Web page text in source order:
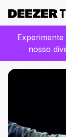
nosso